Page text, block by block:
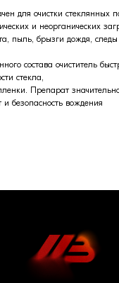
для очистки стеклянных
и неорганических
пыль, брызги дождя,
состава очиститель
стекла,
Препарат
безопасность вождения